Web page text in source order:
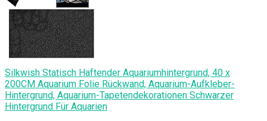
Silkwish Statisch Haftender Aquariumhintergrund, 40 x
200CM Aquarium Folie Rückwand, Aquarium-Aufkleber-
Hintergrund, Aquarium-Tapetendekorationen Schwarzer
Hintergrund Für Aquarien